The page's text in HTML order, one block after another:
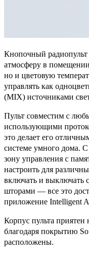
Кнопочный радиопульт
атмосферу в
но и цветовую
управлять как
(MIX) источниками
Пульт совместим с
использующими
это делает его
системе умного дома.
зону управления с
настроить для
включать и выключать
шторами — все это
приложение Intelligent
Корпус пульта
благодаря покрытию
расположены.